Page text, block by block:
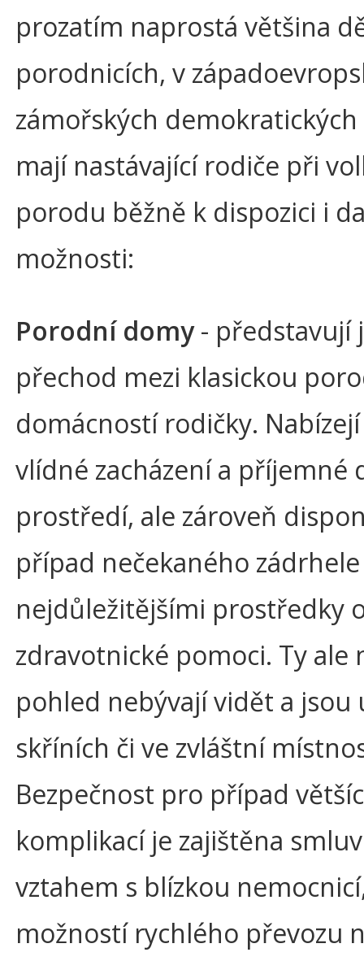
prozatím naprostá většina
porodnicích, v
zámořských
mají nastávající rodiče při
porodu běžně k dispozici i
možnosti:
Porodní domy- představují
přechod mezi klasickou
domácností rodičky.
vlídné zacházení a příjemné
prostředí, ale zároveň
případ nečekaného
nejdůležitějšími prostředky
zdravotnické pomoci. Ty ale
pohled nebývají vidět a jsou
skříních či ve zvláštní
Bezpečnost pro případ
komplikací je zajištěna
vztahem s blízkou
možností rychlého převozu